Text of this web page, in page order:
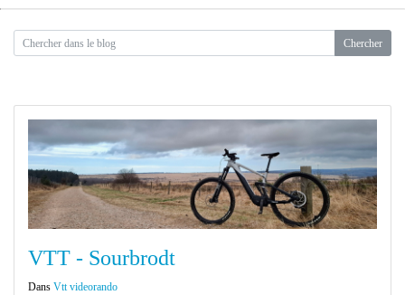
VTT - Sourbrodt
Dans Vtt videorando